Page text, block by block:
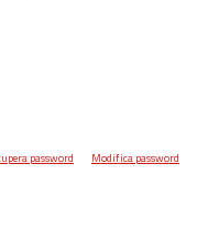
password Modifica password